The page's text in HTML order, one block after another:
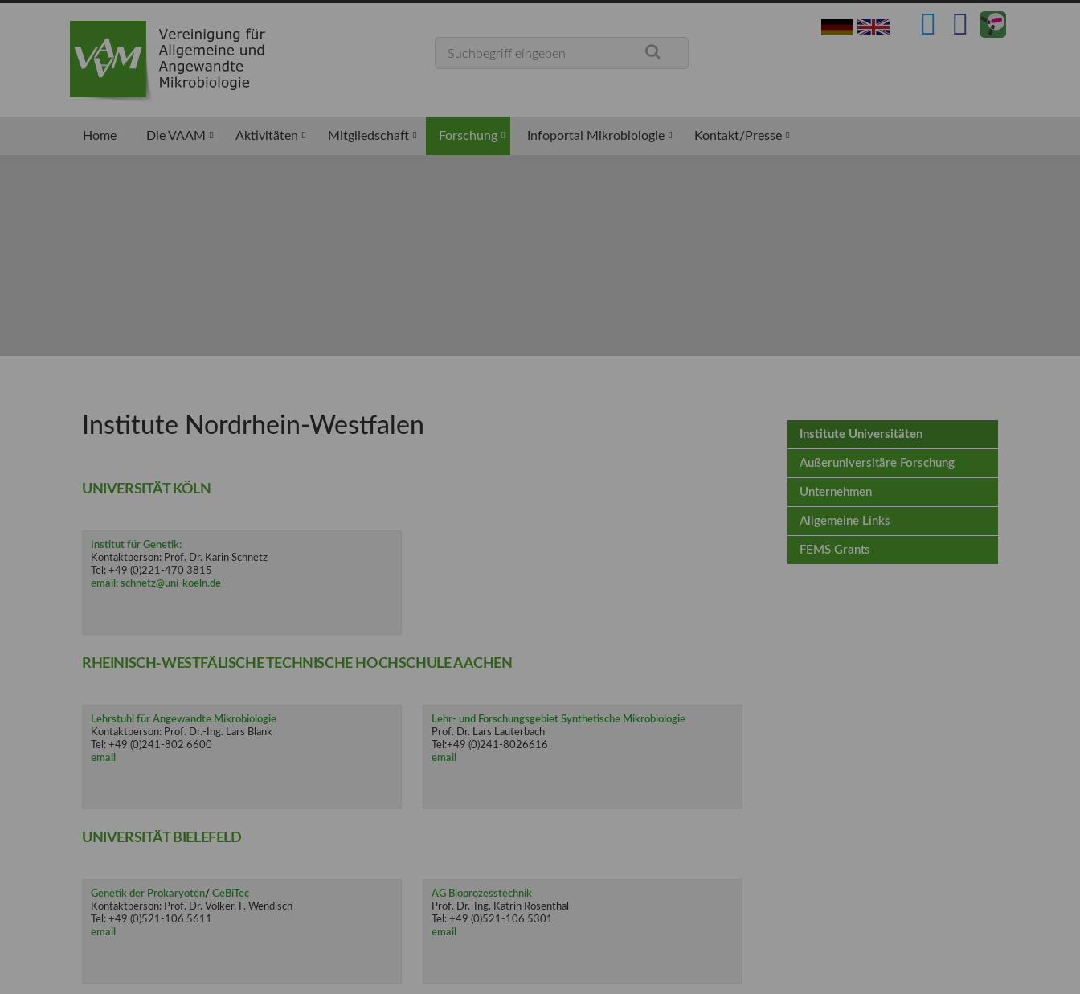
Home Die VAAM Aktivitäten Mitgliedschaft Forschung Infoportal Mikrobiologie Kontakt/Presse
Institute Nordrhein-Westfalen
UNIVERSITÄT KÖLN
Institut für Genetik:
Kontaktperson: Prof. Dr. Karin Schnetz
Tel: +49 (0)221-470 3815
email: schnetz@uni-koeln.de
RHEINISCH-WESTFÄLISCHE TECHNISCHE HOCHSCHULE AACHEN
Lehrstuhl für Angewandte Mikrobiologie
Kontaktperson: Prof. Dr.-Ing. Lars Blank
Tel: +49 (0)241-802 6600
email
Lehr- und Forschungsgebiet Synthetische Mikrobiologie
Prof. Dr. Lars Lauterbach
Tel:+49 (0)241-8026616
email
UNIVERSITÄT BIELEFELD
Genetik der Prokaryoten/ CeBiTec
Kontaktperson: Prof. Dr. Volker. F. Wendisch
Tel: +49 (0)521-106 5611
email
AG Bioprozesstechnik
Prof. Dr.-Ing. Katrin Rosenthal
Tel: +49 (0)521-106 5301
email
Institute Universitäten
Außeruniversitäre Forschung
Unternehmen
Allgemeine Links
FEMS Grants